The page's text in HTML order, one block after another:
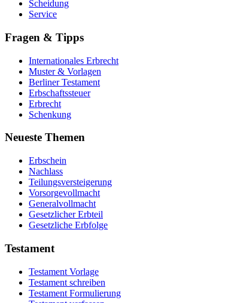
Scheidung
Service
Fragen & Tipps
Internationales Erbrecht
Muster & Vorlagen
Berliner Testament
Erbschaftssteuer
Erbrecht
Schenkung
Neueste Themen
Erbschein
Nachlass
Teilungsversteigerung
Vorsorgevollmacht
Generalvollmacht
Gesetzlicher Erbteil
Gesetzliche Erbfolge
Testament
Testament Vorlage
Testament schreiben
Testament Formulierung